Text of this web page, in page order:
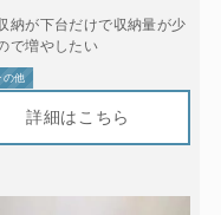
納が下台だけで収納量が少
で増やしたい
の他